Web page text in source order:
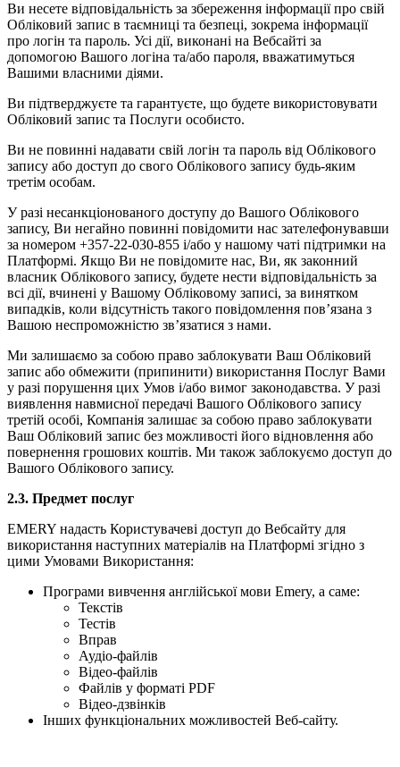
Ви несете відповідальність за збереження інформації про свій
Обліковий запис в таємниці та безпеці, зокрема інформації
про логін та пароль. Усі дії, виконані на Вебсайті за
допомогою Вашого логіна та/або пароля, вважатимуться
Вашими власними діями.
Ви підтверджуєте та гарантуєте, що будете використовувати
Обліковий запис та Послуги особисто.
Ви не повинні надавати свій логін та пароль від Облікового
запису або доступ до свого Облікового запису будь-яким
третім особам.
У разі несанкціонованого доступу до Вашого Облікового
запису, Ви негайно повинні повідомити нас зателефонувавши
за номером +357-22-030-855 і/або у нашому чаті підтримки на
Платформі. Якщо Ви не повідомите нас, Ви, як законний
власник Облікового запису, будете нести відповідальність за
всі дії, вчинені у Вашому Обліковому записі, за винятком
випадків, коли відсутність такого повідомлення пов’язана з
Вашою неспроможністю зв’язатися з нами.
Ми залишаємо за собою право заблокувати Ваш Обліковий
запис або обмежити (припинити) використання Послуг Вами
у разі порушення цих Умов і/або вимог законодавства. У разі
виявлення навмисної передачі Вашого Облікового запису
третій особі, Компанія залишає за собою право заблокувати
Ваш Обліковий запис без можливості його відновлення або
повернення грошових коштів. Ми також заблокуємо доступ до
Вашого Облікового запису.
2.3. Предмет послуг
EMERY надасть Користувачеві доступ до Вебсайту для
використання наступних матеріалів на Платформі згідно з
цими Умовами Використання:
Програми вивчення англійської мови Emery, а саме:
Текстів
Тестів
Вправ
Аудіо-файлів
Відео-файлів
Файлів у форматі PDF
Відео-дзвінків
Інших функціональних можливостей Веб-сайту.